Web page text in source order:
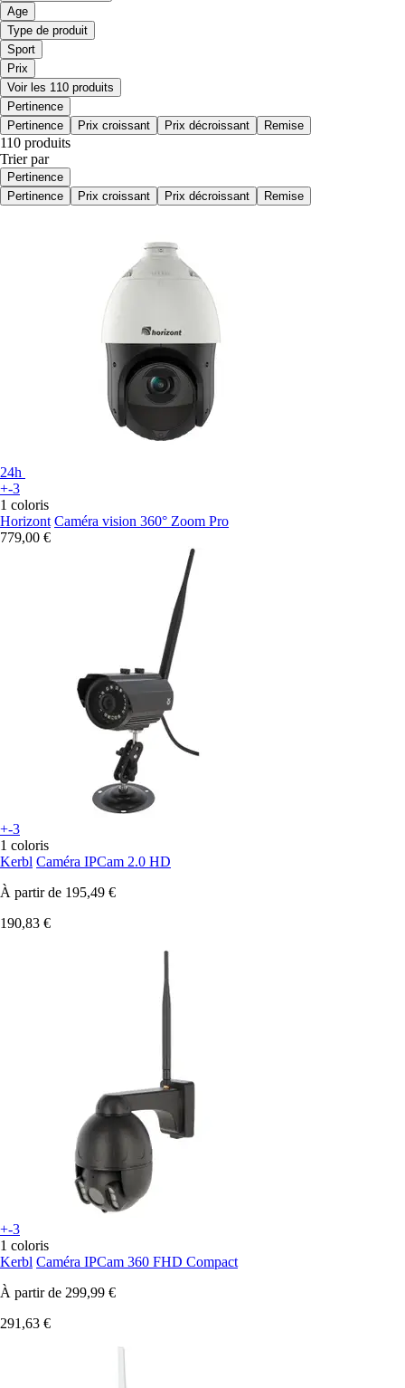
Age
Type de produit
Sport
Prix
Voir les 110 produits
Pertinence
Pertinence
Prix croissant Prix décroissant Remise
110 produits
Trier par
Pertinence
Pertinence
Prix croissant Prix décroissant Remise
24h
+-3
1 coloris
Horizont Caméra vision 360° Zoom Pro
779,00 €
+-3
1 coloris
Kerbl Caméra IPCam 2.0 HD
À partir de 195,49 €
190,83 €
+-3
1 coloris
Kerbl Caméra IPCam 360 FHD Compact
À partir de 299,99 €
291,63 €